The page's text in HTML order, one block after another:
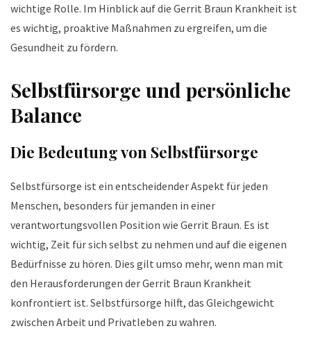
wichtige Rolle. Im Hinblick auf die Gerrit Braun Krankheit ist
es wichtig, proaktive Maßnahmen zu ergreifen, um die
Gesundheit zu fördern.
Selbstfürsorge und persönliche
Balance
Die Bedeutung von Selbstfürsorge
Selbstfürsorge ist ein entscheidender Aspekt für jeden
Menschen, besonders für jemanden in einer
verantwortungsvollen Position wie Gerrit Braun. Es ist
wichtig, Zeit für sich selbst zu nehmen und auf die eigenen
Bedürfnisse zu hören. Dies gilt umso mehr, wenn man mit
den Herausforderungen der Gerrit Braun Krankheit
konfrontiert ist. Selbstfürsorge hilft, das Gleichgewicht
zwischen Arbeit und Privatleben zu wahren.